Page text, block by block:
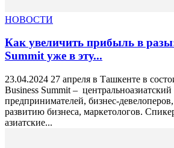
НОВОСТИ
Как увеличить прибыль в
Summit уже в эту...
23.04.2024 27 апреля в Ташкенте в
Business Summit –
предпринимателей, бизнес-
развитию бизнеса, маркетологов.
азиатские...